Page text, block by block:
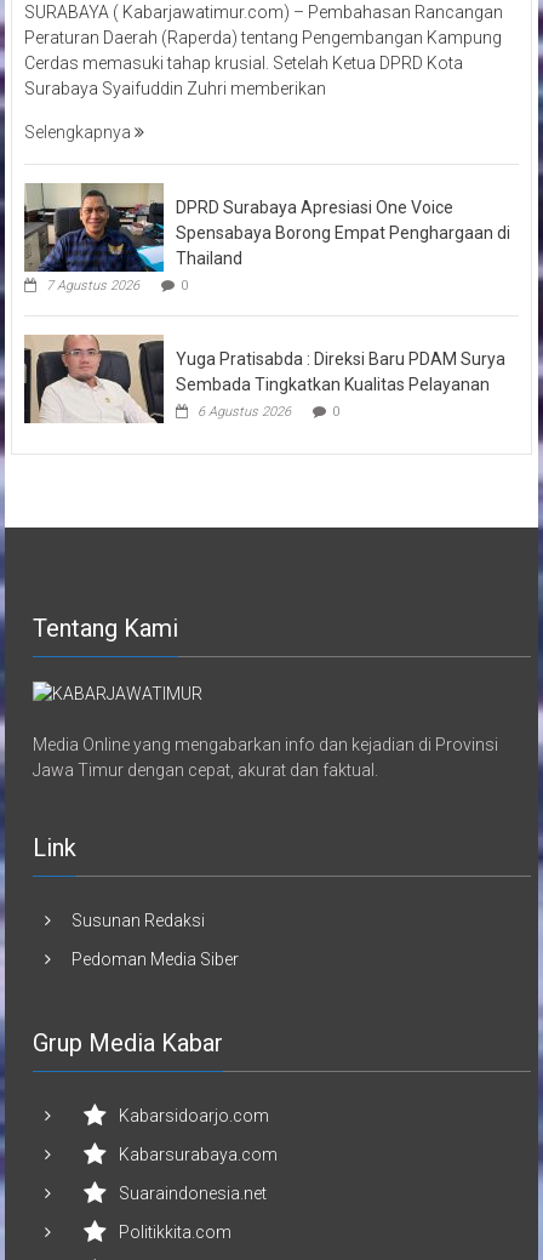
SURABAYA ( Kabarjawatimur.com) – Pembahasan Rancangan
Peraturan Daerah (Raperda) tentang Pengembangan Kampung
Cerdas memasuki tahap krusial. Setelah Ketua DPRD Kota
Surabaya Syaifuddin Zuhri memberikan
Selengkapnya
DPRD Surabaya Apresiasi One Voice
Spensabaya Borong Empat Penghargaan di
Thailand
7 Agustus 2026 0
Yuga Pratisabda : Direksi Baru PDAM Surya
Sembada Tingkatkan Kualitas Pelayanan
6 Agustus 2026 0
Tentang Kami
Media Online yang mengabarkan info dan kejadian di Provinsi
Jawa Timur dengan cepat, akurat dan faktual.
Link
Susunan Redaksi
Pedoman Media Siber
Grup Media Kabar
Kabarsidoarjo.com
Kabarsurabaya.com
Suaraindonesia.net
Politikkita.com